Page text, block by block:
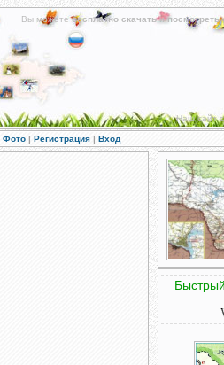
Вы можетебесплатно скачатьипосмотреть
Наш сайт
Фото | Регистрация | Вход